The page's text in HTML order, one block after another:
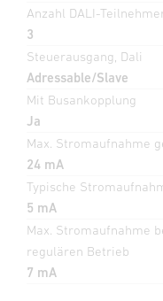
Anzahl DALI-
3
Steuerausgang, Dali
Adressable/Slave
Mit Busankopplung
Ja
Max. Stromaufnahme
24 mA
Typische
5 mA
Max. Stromaufnahme
regulären Betrieb
7 mA